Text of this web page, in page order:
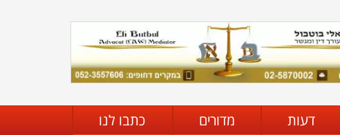
דעות מדורים כתבו לנו